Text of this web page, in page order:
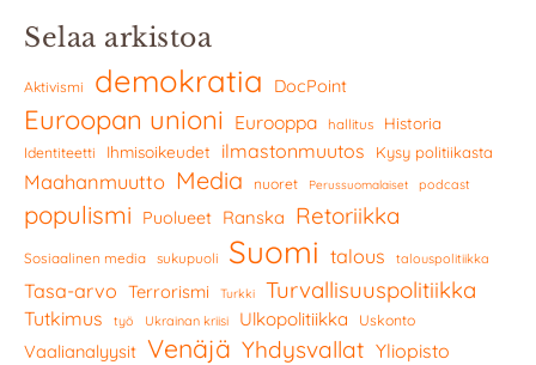
Selaa arkistoa
Aktivismi demokratia DocPoint
Euroopan unioni Eurooppa hallitus Historia
Identiteetti Ihmisoikeudet ilmastonmuutos Kysy politiikasta
Maahanmuutto Media nuoret Perussuomalaiset podcast
populismi Puolueet Ranska Retoriikka
Sosiaalinen media sukupuoli Suomi talous talouspolitiikka
Tasa-arvo Terrorismi Turkki Turvallisuuspolitiikka
Tutkimus työ Ukrainan kriisi Ulkopolitiikka Uskonto
Vaalianalyysit Venäjä Yhdysvallat Yliopisto